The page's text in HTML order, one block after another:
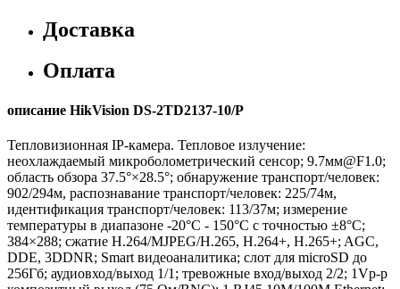
Доставка
Оплата
описание HikVision DS-2TD2137-10/P
Тепловизионная IP-камера. Тепловое излучение:
неохлаждаемый микроболометрический сенсор; 9.7мм@F1.0;
область обзора 37.5°×28.5°; обнаружение транспорт/человек:
902/294м, распознавание транспорт/человек: 225/74м,
идентификация транспорт/человек: 113/37м; измерение
температуры в диапазоне -20°C - 150°C с точностью ±8°C;
384×288; сжатие H.264/MJPEG/H.265, H.264+, H.265+; AGC,
DDE, 3DDNR; Smart видеоаналитика; слот для microSD до
256Гб; аудиовход/выход 1/1; тревожные вход/выход 2/2; 1Vp-p